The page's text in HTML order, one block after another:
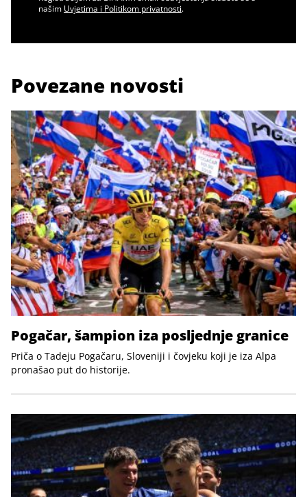
našim Uvjetima i Politikom privatnosti.
Povezane novosti
Pogačar, šampion iza posljednje granice
Priča o Tadeju Pogačaru, Sloveniji i čovjeku koji je iza Alpa
pronašao put do historije.